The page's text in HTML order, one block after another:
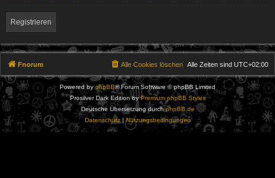
Registrieren
Fnorum Alle Zeiten sind UTC+02:00
Alle Cookies löschen
Powered by phpBB® Forum Software © phpBB Limited
Prosilver Dark Edition byPremium phpBB Styles
Deutsche Übersetzung durchphpBB.de
Datenschutz|Nutzungsbedingungen